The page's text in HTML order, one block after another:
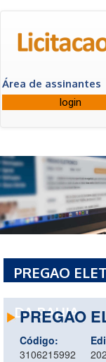
Área de assinantes
PREGAO
DA BAHIA
PREGAO
Código:
3106215992